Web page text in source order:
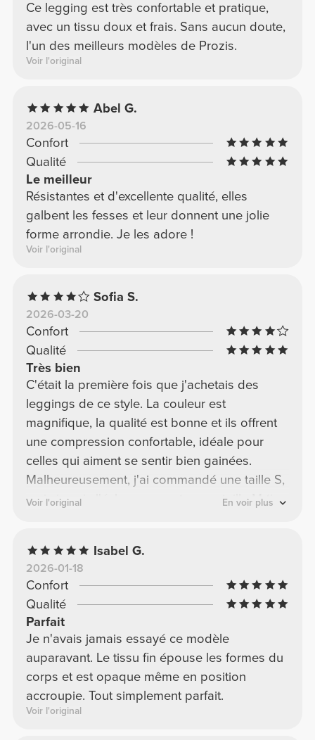
Ce legging est très confortable et pratique,
avec un tissu doux et frais. Sans aucun doute,
l'un des meilleurs modèles de Prozis.
Voir l'original
Abel G.
2026-05-16
Confort
Qualité
Le meilleur
Résistantes et d'excellente qualité, elles
galbent les fesses et leur donnent une jolie
forme arrondie. Je les adore !
Voir l'original
Sofia S.
2026-03-20
Confort
Qualité
Très bien
C'était la première fois que j'achetais des
leggings de ce style. La couleur est
magnifique, la qualité est bonne et ils offrent
une compression confortable, idéale pour
celles qui aiment se sentir bien gainées.
Malheureusement, j'ai commandé une taille S,
mais je vais l'échanger contre une taille M (je
cm).
Voir l'original En voir plus
Isabel G.
2026-01-18
Confort
Qualité
Parfait
Je n'avais jamais essayé ce modèle
auparavant. Le tissu fin épouse les formes du
corps et est opaque même en position
accroupie. Tout simplement parfait.
Voir l'original